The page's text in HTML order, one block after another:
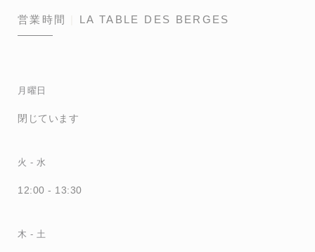
営業時間 LA TABLE DES BERGES
月曜日
閉じています
火 - 水
12:00 - 13:30
木 - 土